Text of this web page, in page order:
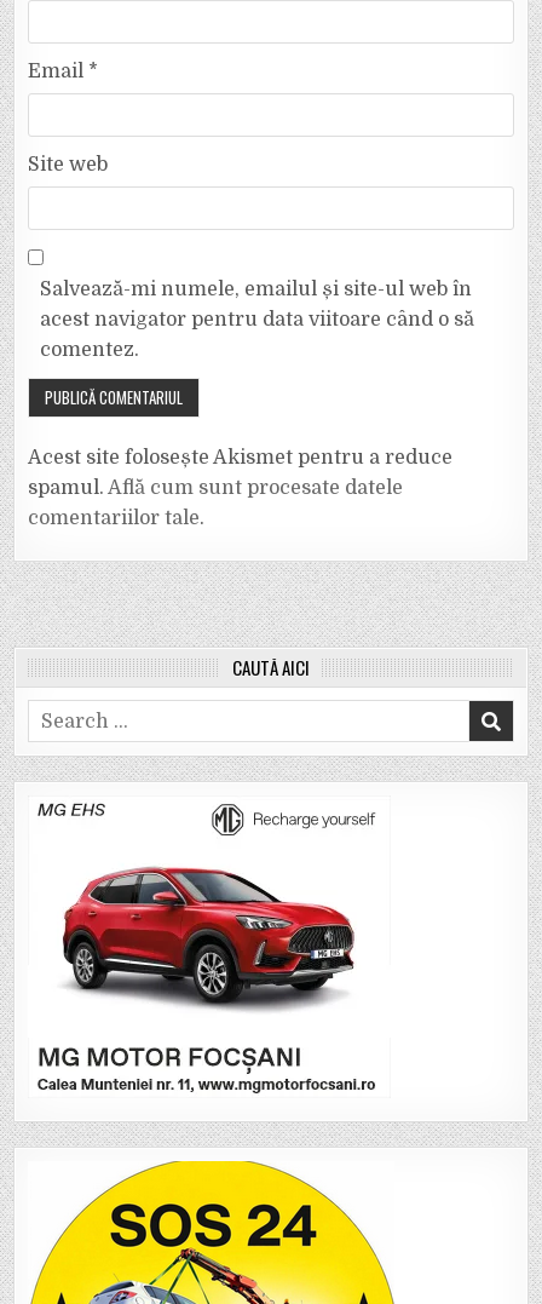
Email *
Site web
Salvează-mi numele, emailul și site-ul web în
acest navigator pentru data viitoare când o să
comentez.
Acest site folosește Akismet pentru a reduce
spamul.Află cum sunt procesate datele
comentariilor tale.
CAUTĂ AICI
Search
for: